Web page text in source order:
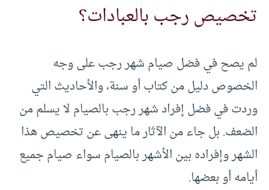
تخصيص رجب بالعبادات؟
لم يصح في فضل صيام شهر رجب على وجه
الخصوص دليل من كتاب أو سنة، والأحاديث التي
وردت في فضل إفراد شهر رجب بالصيام لا يسلم من
الضعف. بل جاء من الآثار ما ينهى عن تخصيص هذا
الشهر وإفراده بين الأشهر بالصيام سواء صيام جميع
أيامه أو بعضها.